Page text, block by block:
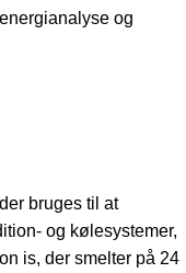
og
bruges til at
og kølesystemer,
is, der smelter på 24